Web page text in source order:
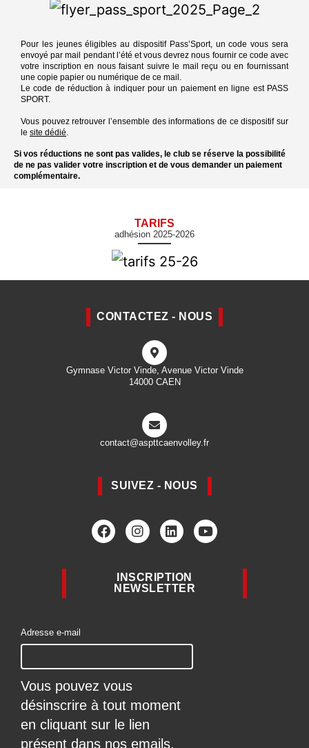
Pour les jeunes éligibles au dispositif Pass’Sport, un code vous sera
envoyé par mail pendant l’été et vous devrez nous fournir ce code avec
votre inscription en nous faisant suivre le mail reçu ou en fournissant
une copie papier ou numérique de ce mail.
Le code de réduction à indiquer pour un paiement en ligne est PASS
SPORT.
Vous pouvez retrouver l’ensemble des informations de ce dispositif sur
le site dédié
Si vos réductions ne sont pas valides, le club se réserve la possibilité
de ne pas valider votre inscription et de vous demander un paiement
complémentaire.
TARIFS
adhésion 2025-2026
CONTACTEZ - NOUS
Gymnase Victor Vinde, Avenue Victor Vinde
14000 CAEN
contact@aspttcaenvolley.fr
SUIVEZ - NOUS
INSCRIPTION
NEWSLETTER
Adresse e-mail
Vous pouvez vous
désinscrire à tout moment
en cliquant sur le lien
présent dans nos emails.